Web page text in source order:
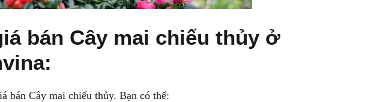
bán Cây mai chiếu thủy ở
bán Cây mai chiếu thủy. Bạn có thể: